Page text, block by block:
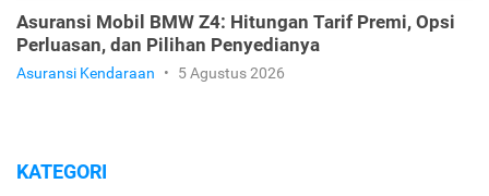
Asuransi Mobil BMW Z4: Hitungan Tarif Premi, Opsi
Perluasan, dan Pilihan Penyedianya
Asuransi Kendaraan • 5 Agustus 2026
KATEGORI